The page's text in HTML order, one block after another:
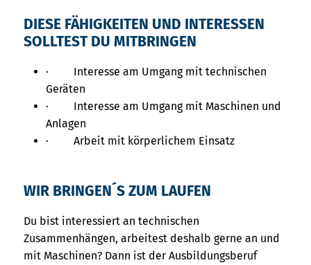
DIESE FÄHIGKEITEN UND INTERESSEN
SOLLTEST DU MITBRINGEN
· Interesse am Umgang mit technischen
Geräten
· Interesse am Umgang mit Maschinen und
Anlagen
· Arbeit mit körperlichem Einsatz
WIR BRINGEN´S ZUM LAUFEN
Du bist interessiert an technischen
Zusammenhängen, arbeitest deshalb gerne an und
mit Maschinen? Dann ist der Ausbildungsberuf